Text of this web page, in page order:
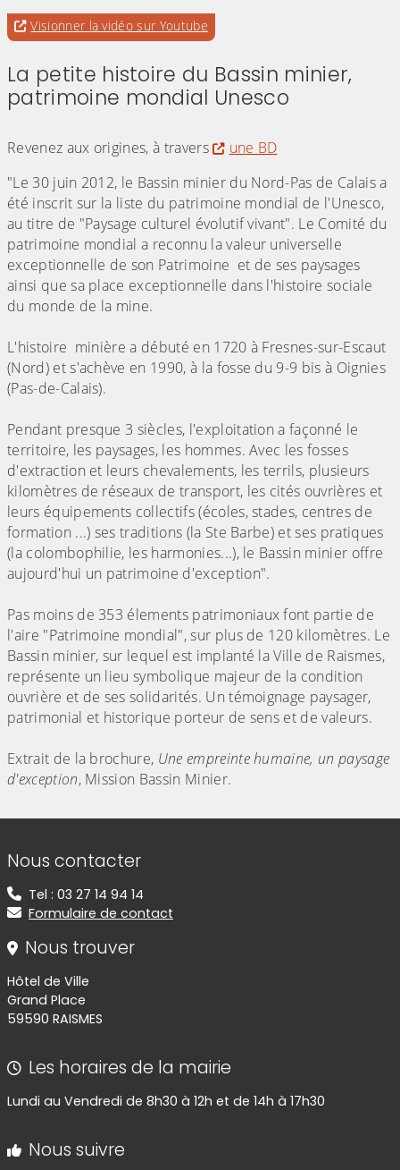
Evitez la vidéo intégrée ci-après et aller au
Youtube
Visionner la vidéo sur Youtubepour accéder à une éventuelle
La petite histoire du Bassin minier,
patrimoine mondial Unesco
Revenez aux origines, à travers
une BD
"Le 30 juin 2012, le Bassin minier du Nord-Pas de Calais a
été inscrit sur la liste du patrimoine mondial de l'Unesco,
au titre de "Paysage culturel évolutif vivant". Le Comité du
patrimoine mondial a reconnu la valeur universelle
exceptionnelle de son Patrimoine et de ses paysages
ainsi que sa place exceptionnelle dans l'histoire sociale
du monde de la mine.
L'histoire minière a débuté en 1720 à Fresnes-sur-Escaut
(Nord) et s'achève en 1990, à la fosse du 9-9 bis à Oignies
(Pas-de-Calais).
Pendant presque 3 siècles, l'exploitation a façonné le
territoire, les paysages, les hommes. Avec les fosses
d'extraction et leurs chevalements, les terrils, plusieurs
kilomètres de réseaux de transport, les cités ouvrières et
leurs équipements collectifs (écoles, stades, centres de
formation ...) ses traditions (la Ste Barbe) et ses pratiques
(la colombophilie, les harmonies...), le Bassin minier offre
aujourd'hui un patrimoine d'exception".
Pas moins de 353 élements patrimoniaux font partie de
l'aire "Patrimoine mondial", sur plus de 120 kilomètres. Le
Bassin minier, sur lequel est implanté la Ville de Raismes,
représente un lieu symbolique majeur de la condition
ouvrière et de ses solidarités. Un témoignage paysager,
patrimonial et historique porteur de sens et de valeurs.
Extrait de la brochure, Une empreinte humaine, un paysage
d'exception, Mission Bassin Minier.
Informations de contact
Nous contacter
Tel : 03 27 14 94 14
Formulaire de contact
Nous trouver
Hôtel de Ville
Grand Place
59590 RAISMES
Les horaires de la mairie
Lundi au Vendredi de 8h30 à 12h et de 14h à 17h30
Nous suivre